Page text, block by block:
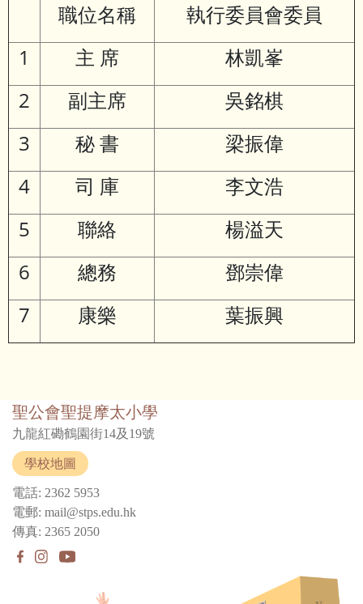
職位名稱
執行委員會委員
1
主 席
林凱峯
2
副主席
吳銘棋
3
秘 書
梁振偉
4
司 庫
李文浩
5
聯絡
楊溢天
6
總務
鄧崇偉
7
康樂 葉振興
聖公會聖提摩太小學
九龍紅磡鶴園街14及19號
學校地圖
電話: 2362 5953
電郵: mail@stps.edu.hk
傳真: 2365 2050